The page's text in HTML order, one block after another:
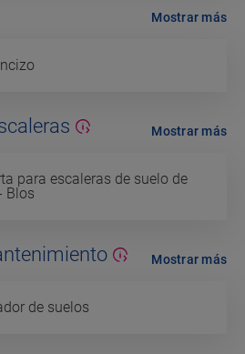
Mostrar más
para escaleras de suelo de
Blos
Mostrar más
de suelos
Mostrar más